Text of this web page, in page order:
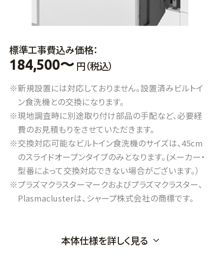
標準工事費込み価格：
184,500〜 円（税込）
※新規設置には対応しておりません。設置済みビルトイ
ン食洗機との交換になります。
※現地調査時に別途取り付け部品の手配など、必要経
費のお見積もりをさせていただきます。
※交換対応可能なビルトイン食洗機のサイズは、45cm
のスライドオープンタイプのみとなります。(メーカー・
型番によって交換対応できない場合がございます。）
※プラズマクラスターマークおよびプラズマクラスター、
Plasmaclusterは、シャープ株式会社の商標です。
本体仕様を詳しく見る